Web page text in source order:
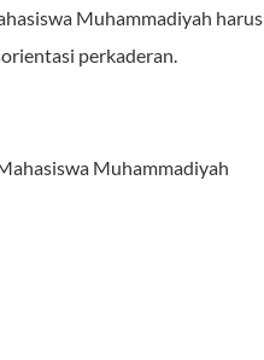
Muhammadiyah harus
perkaderan.
Muhammadiyah